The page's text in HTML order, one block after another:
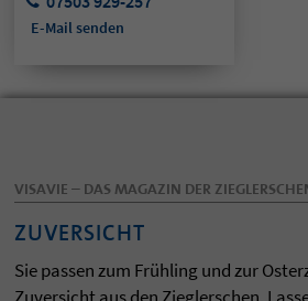
E-Mail senden
VISAVIE – DAS MAGAZIN DER
ZUVERSICHT
Sie passen zum Frühling und zur